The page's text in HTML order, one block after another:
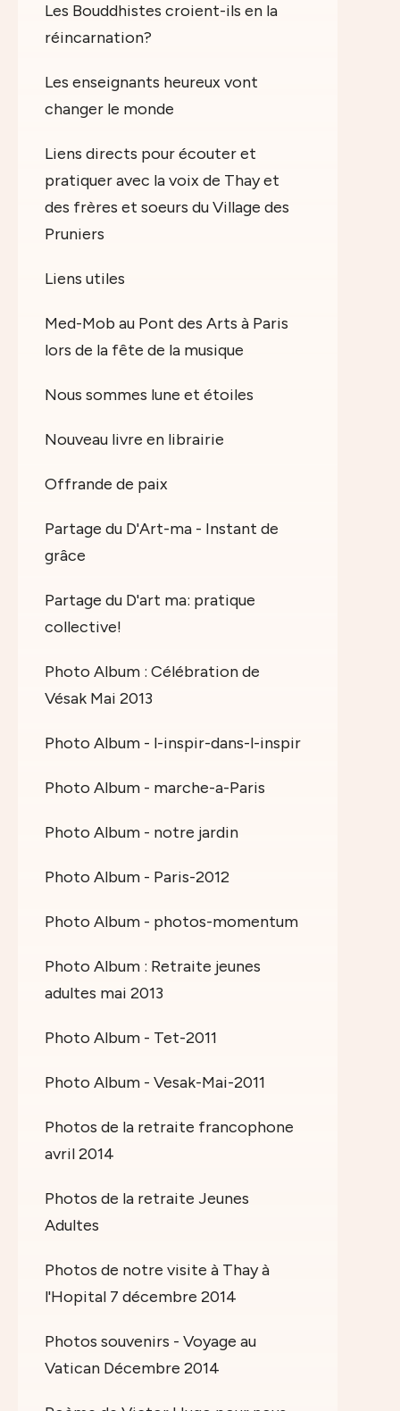
Les Bouddhistes croient-ils en la
réincarnation?
Les enseignants heureux vont
changer le monde
Liens directs pour écouter et
pratiquer avec la voix de Thay et
des frères et soeurs du Village des
Pruniers
Liens utiles
Med-Mob au Pont des Arts à Paris
lors de la fête de la musique
Nous sommes lune et étoiles
Nouveau livre en librairie
Offrande de paix
Partage du D'Art-ma - Instant de
grâce
Partage du D'art ma: pratique
collective!
Photo Album : Célébration de
Vésak Mai 2013
Photo Album - l-inspir-dans-l-inspir
Photo Album - marche-a-Paris
Photo Album - notre jardin
Photo Album - Paris-2012
Photo Album - photos-momentum
Photo Album : Retraite jeunes
adultes mai 2013
Photo Album - Tet-2011
Photo Album - Vesak-Mai-2011
Photos de la retraite francophone
avril 2014
Photos de la retraite Jeunes
Adultes
Photos de notre visite à Thay à
l'Hopital 7 décembre 2014
Photos souvenirs - Voyage au
Vatican Décembre 2014